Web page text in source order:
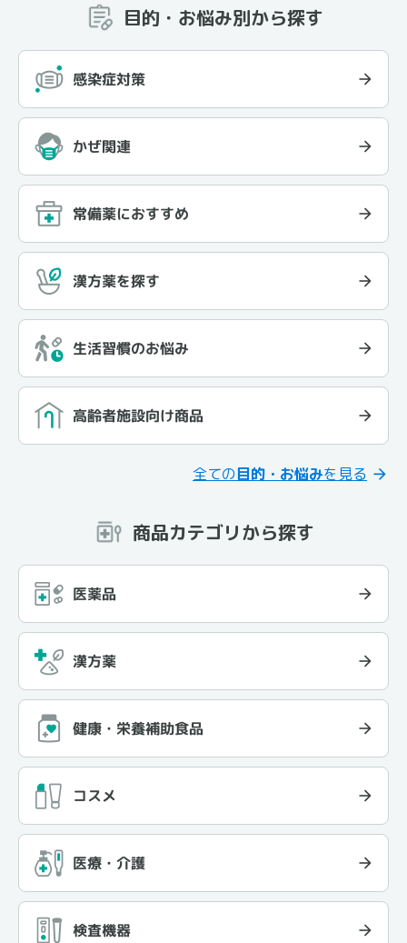
目的・お悩み別から探す
感染症対策
かぜ関連
常備薬におすすめ
漢方薬を探す
生活習慣のお悩み
高齢者施設向け商品
全ての目的・お悩みを見る
商品カテゴリから探す
医薬品
漢方薬
健康・栄養補助食品
コスメ
医療・介護
検査機器